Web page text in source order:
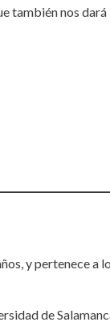
también nos dará
y pertenece a
de